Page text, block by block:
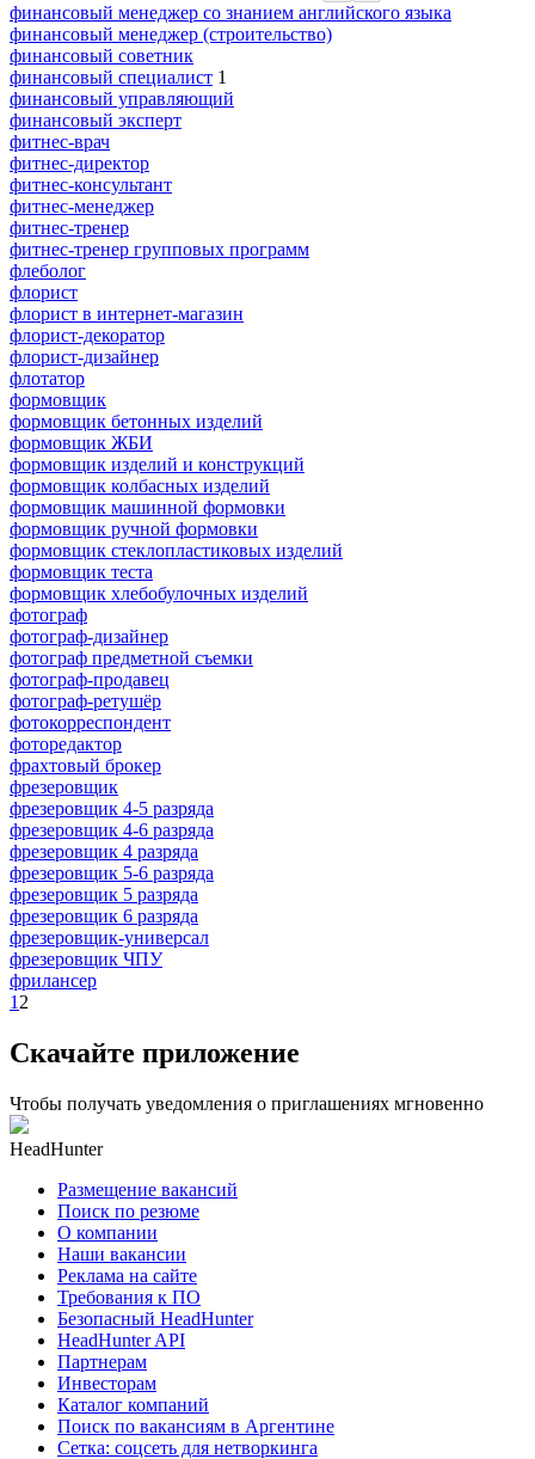
финансовый менеджер со знанием английского языка
финансовый менеджер (строительство)
финансовый советник
финансовый специалист 1
финансовый управляющий
финансовый эксперт
фитнес-врач
фитнес-директор
фитнес-консультант
фитнес-менеджер
фитнес-тренер
фитнес-тренер групповых программ
флеболог
флорист
флорист в интернет-магазин
флорист-декоратор
флорист-дизайнер
флотатор
формовщик
формовщик бетонных изделий
формовщик ЖБИ
формовщик изделий и конструкций
формовщик колбасных изделий
формовщик машинной формовки
формовщик ручной формовки
формовщик стеклопластиковых изделий
формовщик теста
формовщик хлебобулочных изделий
фотограф
фотограф-дизайнер
фотограф предметной съемки
фотограф-продавец
фотограф-ретушёр
фотокорреспондент
фоторедактор
фрахтовый брокер
фрезеровщик
фрезеровщик 4-5 разряда
фрезеровщик 4-6 разряда
фрезеровщик 4 разряда
фрезеровщик 5-6 разряда
фрезеровщик 5 разряда
фрезеровщик 6 разряда
фрезеровщик-универсал
фрезеровщик ЧПУ
фрилансер
1 2
Скачайте приложение
Чтобы получать уведомления о приглашениях мгновенно
HeadHunter
Размещение вакансий
Поиск по резюме
О компании
Наши вакансии
Реклама на сайте
Требования к ПО
Безопасный HeadHunter
HeadHunter API
Партнерам
Инвесторам
Каталог компаний
Поиск по вакансиям в Аргентине
Сетка: соцсеть для нетворкинга